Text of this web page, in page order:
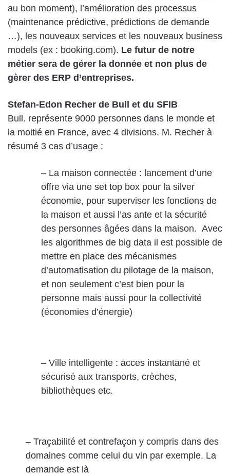
au bon moment), l’amélioration des processus
(maintenance prédictive, prédictions de demande
…), les nouveaux services et les nouveaux business
models (ex : booking.com). Le futur de notre
métier sera de gérer la donnée et non plus de
gèrer des ERP d’entreprises.
Stefan-Edon Recher de Bull et du SFIB
Bull. représente 9000 personnes dans le monde et
la moitié en France, avec 4 divisions. M. Recher à
résumé 3 cas d’usage :
– La maison connectée : lancement d’une
offre via une set top box pour la silver
économie, pour superviser les fonctions de
la maison et aussi l’as ante et la sécurité
des personnes âgées dans la maison. Avec
les algorithmes de big data il est possible de
mettre en place des mécanismes
d’automatisation du pilotage de la maison,
et non seulement c’est bien pour la
personne mais aussi pour la collectivité
(économies d’énergie)
– Ville intelligente : acces instantané et
sécurisé aux transports, crèches,
bibliothèques etc.
– Traçabilité et contrefaçon y compris dans des
domaines comme celui du vin par exemple. La
demande est là